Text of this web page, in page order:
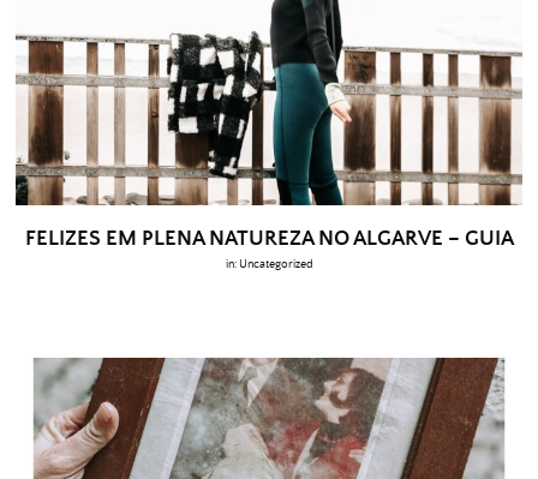
FELIZES EM PLENA NATUREZA NO ALGARVE – GUIA
in: Uncategorized